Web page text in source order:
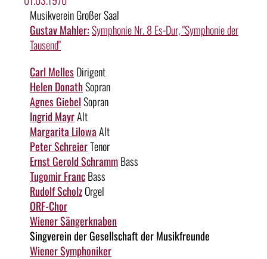
Musikverein Großer Saal
Gustav Mahler:Symphonie Nr. 8 Es-Dur, "Symphonie der
Tausend"
Carl MellesDirigent
Helen DonathSopran
Agnes GiebelSopran
Ingrid MayrAlt
Margarita LilowaAlt
Peter SchreierTenor
Ernst Gerold SchrammBass
Tugomir FrancBass
Rudolf ScholzOrgel
ORF-Chor
Wiener Sängerknaben
Singverein der Gesellschaft der Musikfreunde
Wiener Symphoniker